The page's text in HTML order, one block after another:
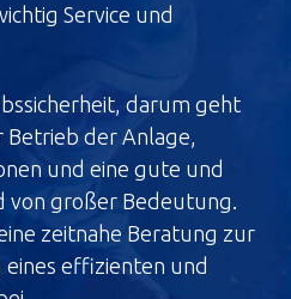
Service und
darum geht
Betrieb der Anlage,
und eine gute und
von großer Bedeutung.
zeitnahe Beratung zur
effizienten und